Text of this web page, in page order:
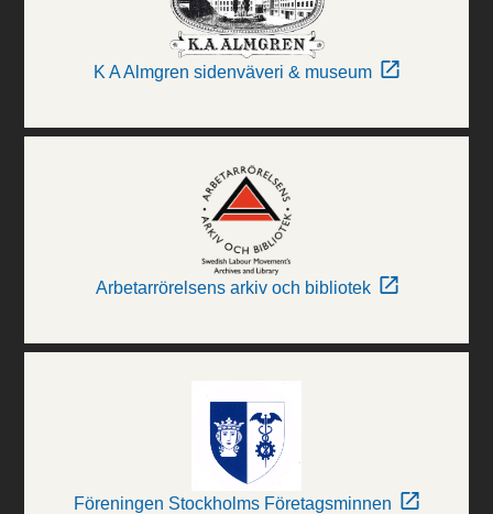
K A Almgren sidenväveri & museum
Arbetarrörelsens arkiv och bibliotek
Föreningen Stockholms Företagsminnen